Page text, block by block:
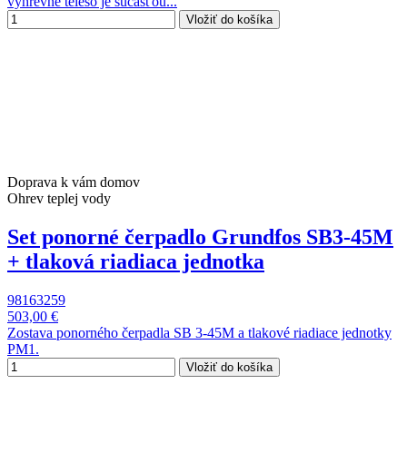
Vložiť do košíka
Doprava k vám domov
Ohrev teplej vody
Set ponorné čerpadlo Grundfos SB3-45M
+ tlaková riadiaca jednotka
98163259
503,00 €
Zostava ponorného čerpadla SB 3-45M a tlakové riadiace jednotky
PM1.
Vložiť do košíka